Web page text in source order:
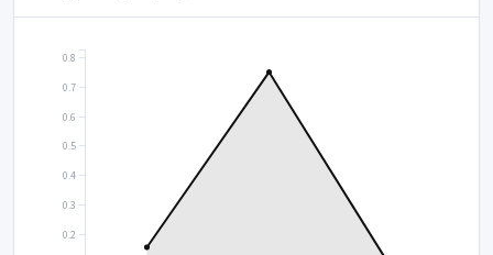
0.2
0.3
0.4
0.5
0.6
0.7
0.8